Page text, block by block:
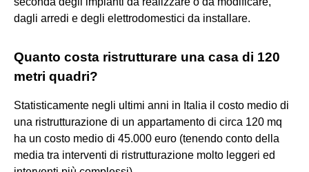
dagli arredi e degli elettrodomestici da installare.
Quanto costa ristrutturare una casa di 120
metri quadri?
Statisticamente negli ultimi anni in Italia il costo medio di
una ristrutturazione di un appartamento di circa 120 mq
ha un costo medio di 45.000 euro (tenendo conto della
media tra interventi di ristrutturazione molto leggeri ed